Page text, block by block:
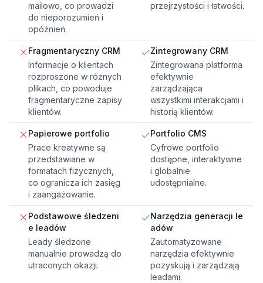
mailowo, co prowadzi
do nieporozumień i
opóźnień.
przejrzystości i łatwości.
Fragmentaryczny CRM
Informacje o klientach
rozproszone w różnych
plikach, co powoduje
fragmentaryczne zapisy
klientów.
Zintegrowany CRM
Zintegrowana platforma
efektywnie
zarządzająca
wszystkimi interakcjami i
historią klientów.
Papierowe portfolio
Prace kreatywne są
przedstawiane w
formatach fizycznych,
co ogranicza ich zasięg
i zaangażowanie.
Portfolio CMS
Cyfrowe portfolio
dostępne, interaktywne
i globalnie
udostępnialne.
Podstawowe śledzeni
e leadów
Leady śledzone
manualnie prowadzą do
utraconych okazji.
Narzędzia generacji le
adów
Zautomatyzowane
narzędzia efektywnie
pozyskują i zarządzają
leadami.